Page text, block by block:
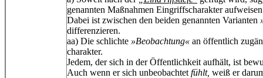
genannten Maßnahmen Eingriffscharakter
Dabei ist zwischen den beiden genannten Varianten
differenzieren.
aa) Die schlichte »Beobachtung« an öffentlich
charakter.
Jedem, der sich in der Öffentlichkeit aufhält, ist
Auch wenn er sich unbeobachtet fühlt, weiß er